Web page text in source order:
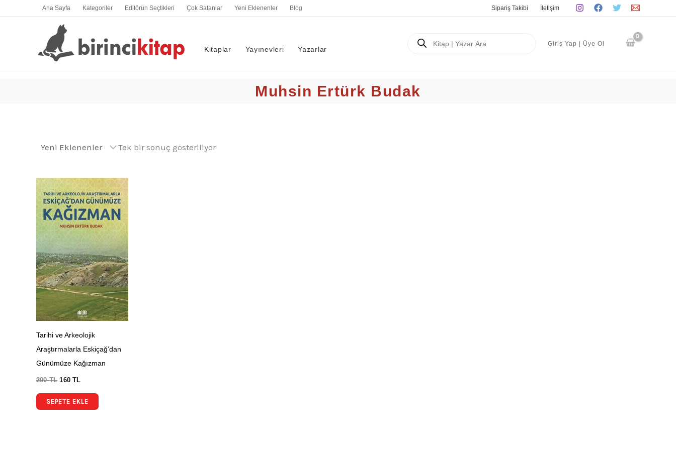
Ana Sayfa Kategoriler Editörün Seçtikleri Çok Satanlar Yeni Eklenenler Blog Sipariş Takibi İletişim
Kitaplar Yayınevleri Yazarlar
search
Giriş Yap | Üye Ol
Muhsin Ertürk Budak
Tek bir sonuç gösteriliyor
Tarihi ve Arkeolojik
Araştırmalarla Eskiçağ’dan
Günümüze Kağızman
200TL 160TL
SEPETE EKLE